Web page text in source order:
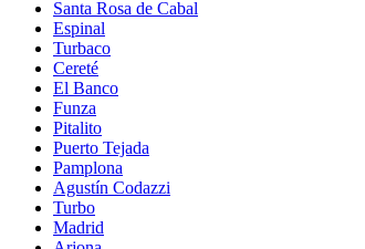
Santa Rosa de Cabal
Espinal
Turbaco
Cereté
El Banco
Funza
Pitalito
Puerto Tejada
Pamplona
Agustín Codazzi
Turbo
Madrid